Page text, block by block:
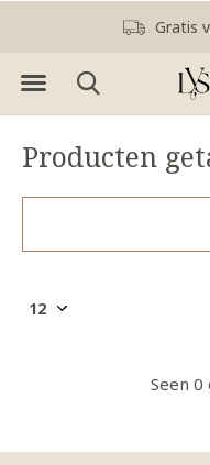
Gratis
Producten
Seen